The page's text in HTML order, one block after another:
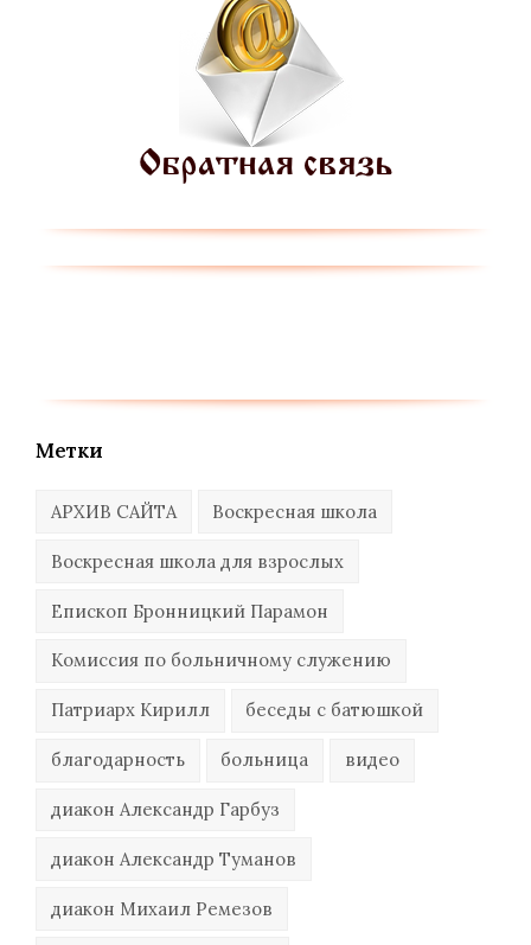
Метки
АРХИВ САЙТА Воскресная школа
Воскресная школа для взрослых
Епископ Бронницкий Парамон
Комиссия по больничному служению
Патриарх Кирилл беседы с батюшкой
благодарность больница видео
диакон Александр Гарбуз
диакон Александр Туманов
диакон Михаил Ремезов